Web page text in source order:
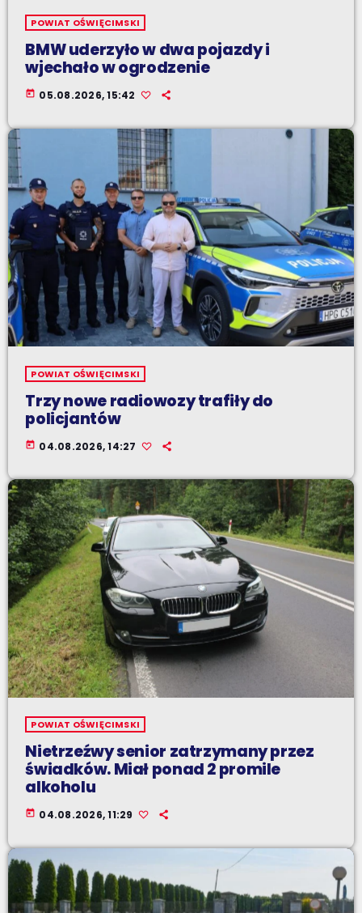
POWIAT OŚWIĘCIMSKI
BMW uderzyło w dwa pojazdy i
wjechało w ogrodzenie
today 05.08.2026, 15:42
POWIAT OŚWIĘCIMSKI
Trzy nowe radiowozy trafiły do
policjantów
today 04.08.2026, 14:27
POWIAT OŚWIĘCIMSKI
Nietrzeźwy senior zatrzymany przez
świadków. Miał ponad 2 promile
alkoholu
today 04.08.2026, 11:29